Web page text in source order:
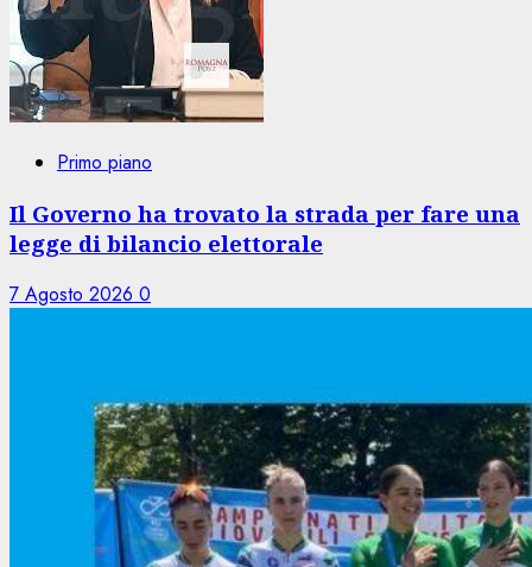
Primo piano
Il Governo ha trovato la strada per fare una
legge di bilancio elettorale
7 Agosto 2026 0